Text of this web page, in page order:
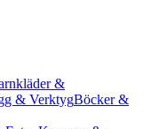
&
& VerktygBöcker &